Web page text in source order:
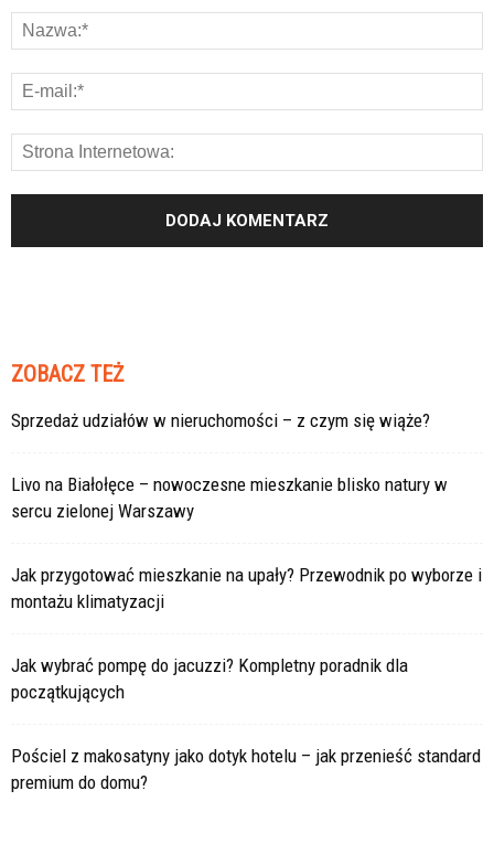
ZOBACZ TEŻ
Sprzedaż udziałów w nieruchomości – z czym się wiąże?
Livo na Białołęce – nowoczesne mieszkanie blisko natury w
sercu zielonej Warszawy
Jak przygotować mieszkanie na upały? Przewodnik po wyborze i
montażu klimatyzacji
Jak wybrać pompę do jacuzzi? Kompletny poradnik dla
początkujących
Pościel z makosatyny jako dotyk hotelu – jak przenieść standard
premium do domu?